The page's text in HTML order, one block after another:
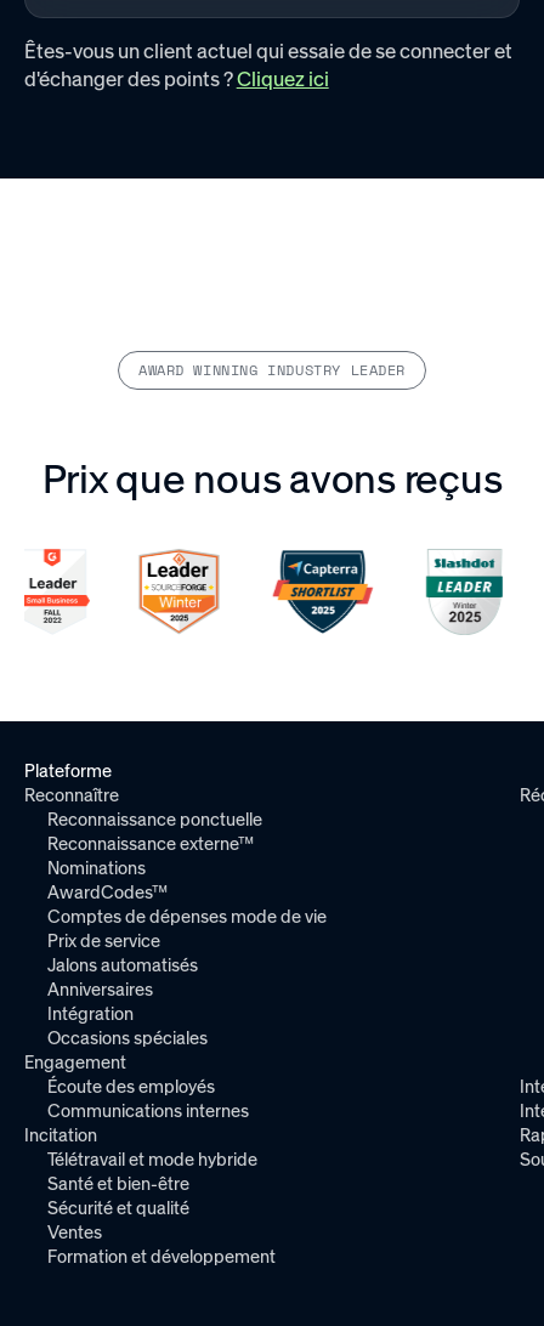
Êtes-vous un client actuel qui essaie de se connecter et
d'échanger des points ?Cliquez ici
AWARD WINNING INDUSTRY LEADER
Prix que nous avons reçus
Plateforme
Reconnaître
Reconnaissance ponctuelle
Reconnaissance externe™
Nominations
AwardCodes™
Comptes de dépenses mode de vie
Prix de service
Jalons automatisés
Anniversaires
Intégration
Occasions spéciales
Engagement
Écoute des employés
Communications internes
Incitation
Télétravail et mode hybride
Santé et bien-être
Sécurité et qualité
Ventes
Formation et développement